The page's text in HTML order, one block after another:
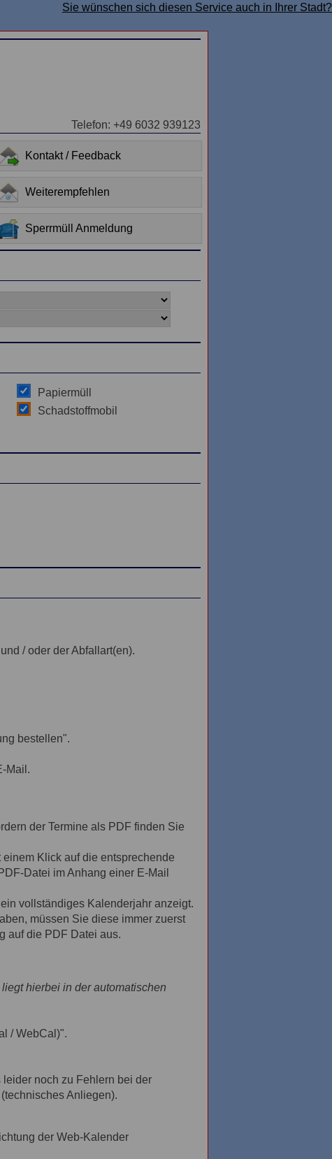
Sie wünschen sich diesen Service auch in Ihrer Stadt?
Telefon: +49 6032 939123
Kontakt / Feedback
Weiterempfehlen
Sperrmüll Anmeldung
Papiermüll
Schadstoffmobil
/ oder der Abfallart(en).
bestellen".
Mail.
der Termine als PDF finden Sie
Klick auf die entsprechende
Datei im Anhang einer E-Mail
vollständiges Kalenderjahr anzeigt.
müssen Sie diese immer zuerst
auf die PDF Datei aus.
hierbei in der automatischen
/ WebCal)".
noch zu Fehlern bei der
(technisches Anliegen).
der Web-Kalender